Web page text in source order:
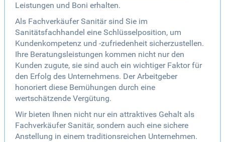
Leistungen und Boni erhalten.
Als Fachverkäufer Sanitär sind Sie im
Sanitätsfachhandel eine Schlüsselposition, um
Kundenkompetenz und -zufriedenheit sicherzustellen.
Ihre Beratungsleistungen kommen nicht nur den
Kunden zugute, sie sind auch ein wichtiger Faktor für
den Erfolg des Unternehmens. Der Arbeitgeber
honoriert diese Bemühungen durch eine
wertschätzende Vergütung.
Wir bieten Ihnen nicht nur ein attraktives Gehalt als
Fachverkäufer Sanitär, sondern auch eine sichere
Anstellung in einem traditionsreichen Unternehmen.